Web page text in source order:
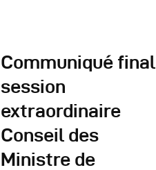
Communiqué final
session
extraordinaire
Conseil des
Ministre de